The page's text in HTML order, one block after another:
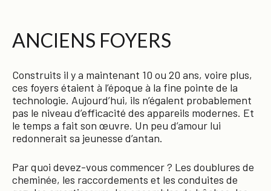
ANCIENS FOYERS
Construits il y a maintenant 10 ou 20 ans, voire plus,
ces foyers étaient à l’époque à la fine pointe de la
technologie. Aujourd’hui, ils n’égalent probablement
pas le niveau d’efficacité des appareils modernes. Et
le temps a fait son œuvre. Un peu d’amour lui
redonnerait sa jeunesse d’antan.
Par quoi devez-vous commencer ? Les doublures de
cheminée, les raccordements et les conduites de